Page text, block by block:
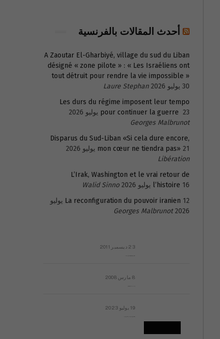
أحدث المقالات بالفرنسية
A Zaoutar El-Gharbiyé, village du sud du Liban
désigné « zone pilote » : « Les Israéliens ont
tout détruit pour rendre la vie impossible »
30 يوليو 2026
Laure Stephan
Les durs du régime imposent leur tempo
pour continuer la guerre 23 يوليو 2026
Georges Malbrunot
Disparus du Sud-Liban «Si cela dure encore,
mon cœur ne tiendra pas» 21 يوليو 2026
Libération
L’Irak, Washington et le vrai retour de
l’histoire 16 يوليو 2026
Walid Sinno
La reconfiguration du pouvoir iranien 12 يوليو
2026
Georges Malbrunot
23 ديسمبر 2011
8 مارس 2008
19 يوليو 2023